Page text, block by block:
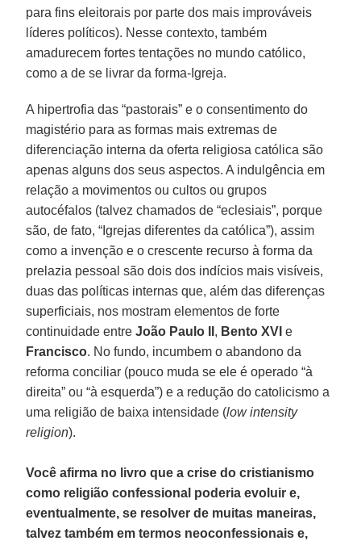
para fins eleitorais por parte dos mais improváveis
líderes políticos). Nesse contexto, também
amadurecem fortes tentações no mundo católico,
como a de se livrar da forma-Igreja.
A hipertrofia das “pastorais” e o consentimento do
magistério para as formas mais extremas de
diferenciação interna da oferta religiosa católica são
apenas alguns dos seus aspectos. A indulgência em
relação a movimentos ou cultos ou grupos
autocéfalos (talvez chamados de “eclesiais”, porque
são, de fato, “Igrejas diferentes da católica”), assim
como a invenção e o crescente recurso à forma da
prelazia pessoal são dois dos indícios mais visíveis,
duas das políticas internas que, além das diferenças
superficiais, nos mostram elementos de forte
continuidade entreJoão Paulo II , Bento XVI e
Francisco. No fundo, incumbem o abandono da
reforma conciliar (pouco muda se ele é operado “à
direita” ou “à esquerda”) e a redução do catolicismo a
uma religião de baixa intensidade (low intensity
religion).
Você afirma no livro que a crise do cristianismo
como religião confessional poderia evoluir e,
eventualmente, se resolver de muitas maneiras,
talvez também em termos neoconfessionais e,